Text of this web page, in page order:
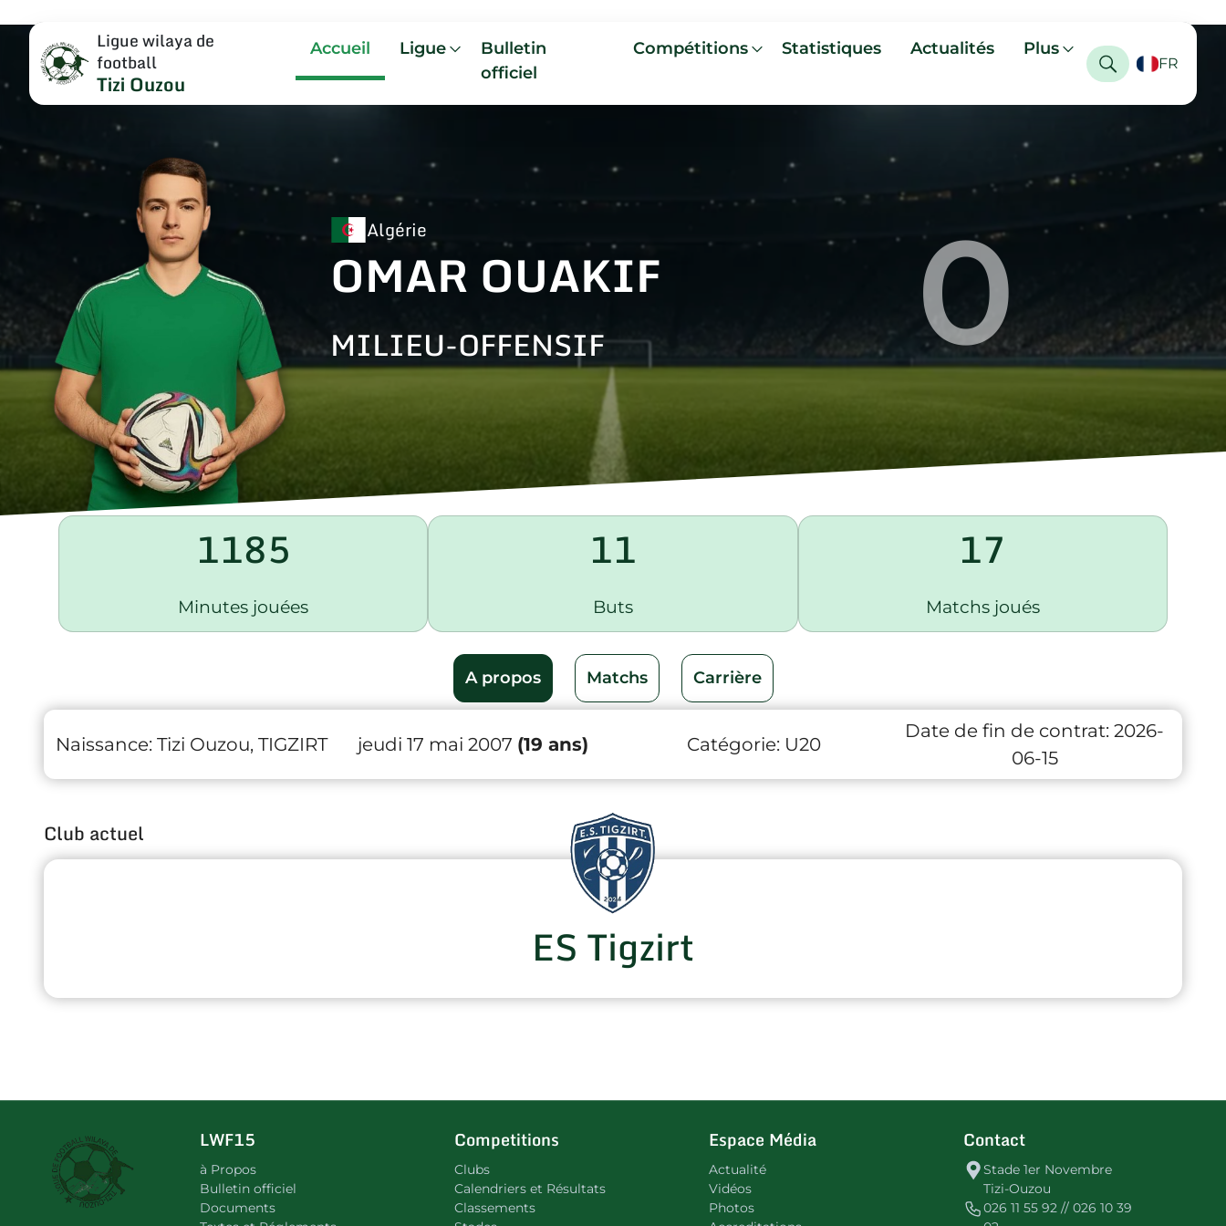
Ligue wilaya de
football
Tizi Ouzou
Accueil Ligue
Bulletin
officiel
Compétitions Statistiques Actualités Plus
FR
Algérie
OMAR OUAKIF
MILIEU-OFFENSIF 0
1185
Minutes jouées
11
Buts
17
Matchs joués
A propos Matchs Carrière
Naissance: Tizi Ouzou, TIGZIRT jeudi 17 mai 2007 (19 ans) Catégorie: U20
Date de fin de contrat: 2026-
06-15
Club actuel
ES Tigzirt
LWF15
à Propos
Bulletin officiel
Documents
Competitions
Clubs
Calendriers et Résultats
Classements
Espace Média
Actualité
Vidéos
Photos
Contact
Stade 1er Novembre
Tizi-Ouzou
026 11 55 92 // 026 10 39